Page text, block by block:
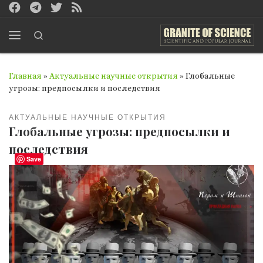
Перейти к содержимому
Главная » Актуальные научные открытия » Глобальные
угрозы: предпосылки и последствия
АКТУАЛЬНЫЕ НАУЧНЫЕ ОТКРЫТИЯ
Глобальные угрозы: предпосылки и
последствия
Save